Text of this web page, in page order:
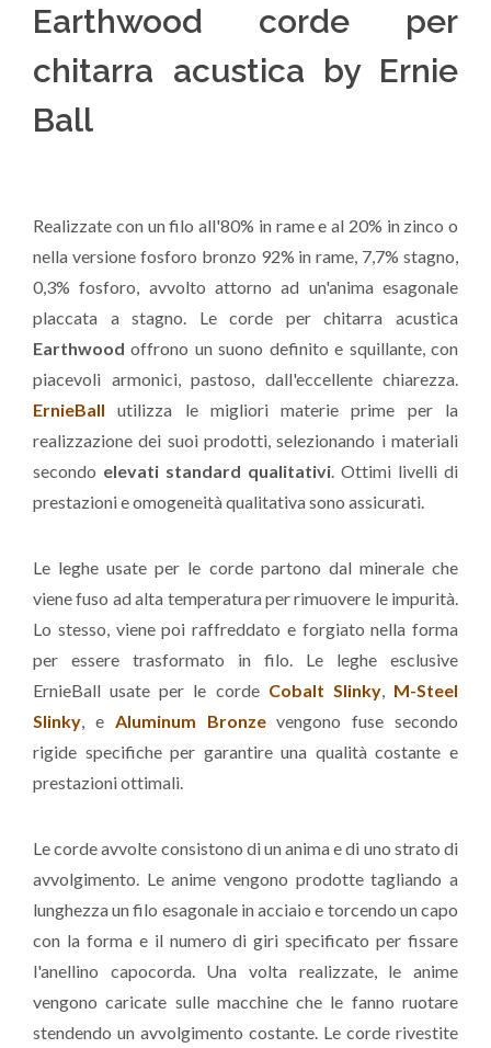
Earthwood corde per
chitarra acustica by Ernie
Ball
Realizzate con un filo all'80% in rame e al 20% in zinco o
nella versione fosforo bronzo 92% in rame, 7,7% stagno,
0,3% fosforo, avvolto attorno ad un'anima esagonale
placcata a stagno. Le corde per chitarra acustica
Earthwood offrono un suono definito e squillante, con
piacevoli armonici, pastoso, dall'eccellente chiarezza.
ErnieBall utilizza le migliori materie prime per la
realizzazione dei suoi prodotti, selezionando i materiali
secondo elevati standard qualitativi . Ottimi livelli di
prestazioni e omogeneità qualitativa sono assicurati.
Le leghe usate per le corde partono dal minerale che
viene fuso ad alta temperatura per rimuovere le impurità.
Lo stesso, viene poi raffreddato e forgiato nella forma
per essere trasformato in filo. Le leghe esclusive
ErnieBall usate per le corde Cobalt Slinky, M-Steel
Slinky , e Aluminum Bronzevengono fuse secondo
rigide specifiche per garantire una qualità costante e
prestazioni ottimali.
Le corde avvolte consistono di un anima e di uno strato di
avvolgimento. Le anime vengono prodotte tagliando a
lunghezza un filo esagonale in acciaio e torcendo un capo
con la forma e il numero di giri specificato per fissare
l'anellino capocorda. Una volta realizzate, le anime
vengono caricate sulle macchine che le fanno ruotare
stendendo un avvolgimento costante. Le corde rivestite